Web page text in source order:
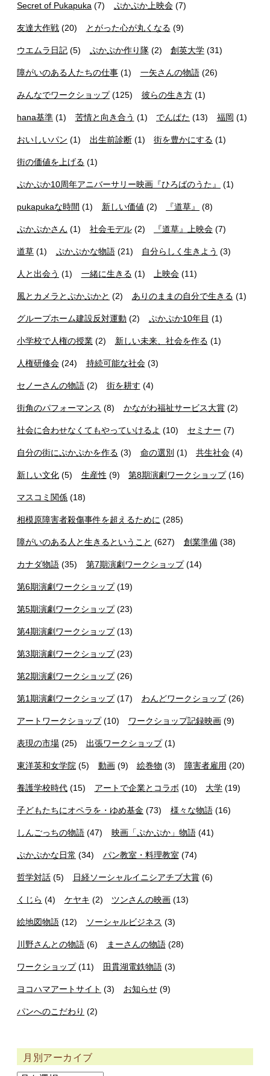
Secret of Pukapuka (7) ぷかぷか上映会(7)
友達大作戦 (20) とがった心が丸くなる (9)
ウエムラ日記 (5) ぷかぷか作り隊(2) 創英大学 (31)
障がいのある人たちの仕事 (1) 一矢さんの物語(26)
みんなでワークショップ(125) 彼らの生き方(1)
hana基準 (1) 苦情と向き合う (1) でんぱた (13) 福岡 (1)
おいしいパン (1) 出生前診断(1) 街を豊かにする (1)
街の価値を上げる (1)
ぷかぷか10周年アニバーサリー映画『ひろばのうた』 (1)
pukapukaな時間 (1) 新しい価値 (2) 『道草』 (8)
ぷかぷかさん (1) 社会モデル(2) 『道草』上映会 (7)
道草 (1) ぷかぷかな物語(21) 自分らしく生きよう (3)
人と出会う (1) 一緒に生きる (1) 上映会 (11)
風とカメラとぷかぷかと (2) ありのままの自分で生きる (1)
グループホーム建設反対運動 (2) ぷかぷか10年目 (1)
小学校で人権の授業 (2) 新しい未来、社会を作る (1)
人権研修会 (24) 持続可能な社会(3)
セノーさんの物語 (2) 街を耕す (4)
街角のパフォーマンス (8) かながわ福祉サービス大賞(2)
社会に合わせなくてもやっていけるよ (10) セミナー (7)
自分の街にぷかぷかを作る (3) 命の選別 (1) 共生社会 (4)
新しい文化 (5) 生産性 (9) 第8期演劇ワークショップ(16)
マスコミ関係 (18)
相模原障害者殺傷事件を超えるために (285)
障がいのある人と生きるということ (627) 創業準備(38)
カナダ物語 (35) 第7期演劇ワークショップ(14)
第6期演劇ワークショップ(19)
第5期演劇ワークショップ(23)
第4期演劇ワークショップ(13)
第3期演劇ワークショップ(23)
第2期演劇ワークショップ(26)
第1期演劇ワークショップ(17) わんどワークショップ(26)
アートワークショップ(10) ワークショップ記録映画(9)
表現の市場 (25) 出張ワークショップ(1)
東洋英和女学院 (5) 動画(9) 絵巻物 (3) 障害者雇用 (20)
養護学校時代 (15) アートで企業とコラボ (10) 大学 (19)
子どもたちにオペラを・ゆめ基金 (73) 様々な物語(16)
しんごっちの物語 (47) 映画「ぷかぷか」物語(41)
ぷかぷかな日常 (34) パン教室・料理教室 (74)
哲学対話 (5) 日経ソーシャルイニシアチブ大賞(6)
くじら (4) ケヤキ (2) ツンさんの映画 (13)
絵地図物語 (12) ソーシャルビジネス (3)
川野さんとの物語 (6) まーさんの物語(28)
ワークショップ(11) 田貫湖電鉄物語(3)
ヨコハマアートサイト (3) お知らせ(9)
パンへのこだわり (2)
月別アーカイブ